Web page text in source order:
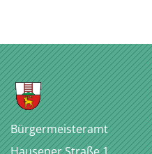
Bürgermeisteramt